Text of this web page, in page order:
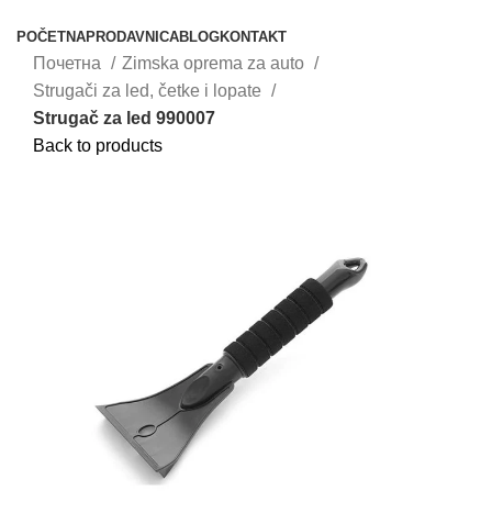
POČETNAPRODAVNICABLOGKONTAKT
Почетна
Zimska oprema za auto
Strugači za led, četke i lopate
Strugač za led 990007
Back to products